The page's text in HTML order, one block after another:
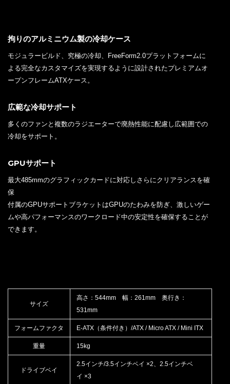
拘りのアルミニウム製の冷却ケース
モジュラービルド、究極の冷却、FreeForm2.0プラットフォームに
よる完全なカスタマイズを実現するように設計されたプレミアムオ
ープンフレームATXケース。
広範な冷却サポート
多くのファンと複数のラジエーターで廃熱性能に配慮し広範囲での
冷却をサポート。
GPUサポート
最大485mmのグラフィックカードに対応しさらにクリアランスを確
保
付属のGPUサポートブラケットはGPUのたわみを防ぎ、激しいゲー
ムや高パフォーマンスのワークロード中の安定性を確保することが
できます。
サイズ
高さ：544mm 幅：261mm 奥行き：
531mm
フォームファクタ E-ATX（条件付き）/ATX / Micro ATX / Mini ITX
重量 15kg
ドライブベイ
2.5インチ/3.5インチベイ ×2、2.5インチベ
イ ×3